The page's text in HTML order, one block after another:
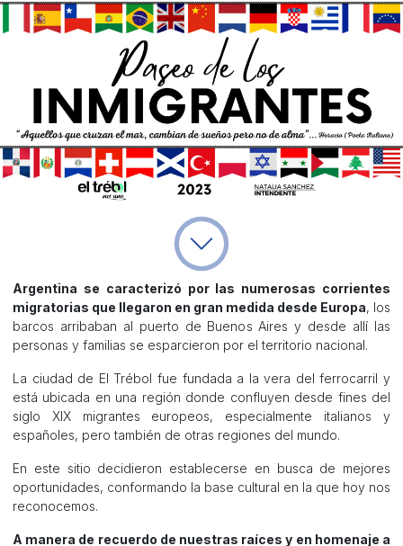
Argentina se caracterizó por las numerosas corrientes
migratorias que llegaron en gran medida desde Europa, los
barcos arribaban al puerto de Buenos Aires y desde allí las
personas y familias se esparcieron por el territorio nacional.
La ciudad de El Trébol fue fundada a la vera del ferrocarril y
está ubicada en una región donde confluyen desde fines del
siglo XIX migrantes europeos, especialmente italianos y
españoles, pero también de otras regiones del mundo.
En este sitio decidieron establecerse en busca de mejores
oportunidades, conformando la base cultural en la que hoy nos
reconocemos.
A manera de recuerdo de nuestras raíces y en homenaje a